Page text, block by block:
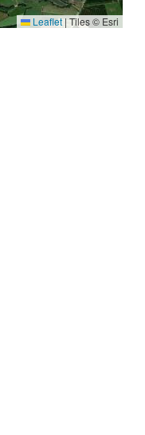
Leaflet |Tiles © Esri